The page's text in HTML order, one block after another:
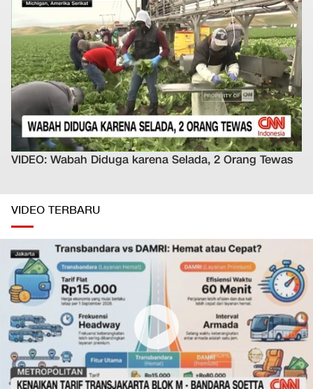
VIDEO: Wabah Diduga karena Selada, 2 Orang Tewas
VIDEO TERBARU